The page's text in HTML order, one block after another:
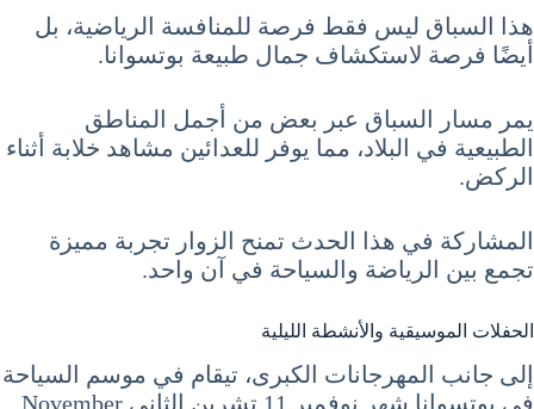
هذا السباق ليس فقط فرصة للمنافسة الرياضية، بل
أيضًا فرصة لاستكشاف جمال طبيعة بوتسوانا.
يمر مسار السباق عبر بعض من أجمل المناطق
الطبيعية في البلاد، مما يوفر للعدائين مشاهد خلابة أثناء
الركض.
المشاركة في هذا الحدث تمنح الزوار تجربة مميزة
تجمع بين الرياضة والسياحة في آن واحد.
الحفلات الموسيقية والأنشطة الليلية
إلى جانب المهرجانات الكبرى، تيقام في موسم السياحة
في بوتسوانا شهر نوفمبر 11 تشرين الثاني November